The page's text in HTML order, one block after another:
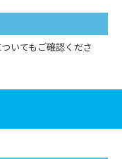
いてもご確認くださ